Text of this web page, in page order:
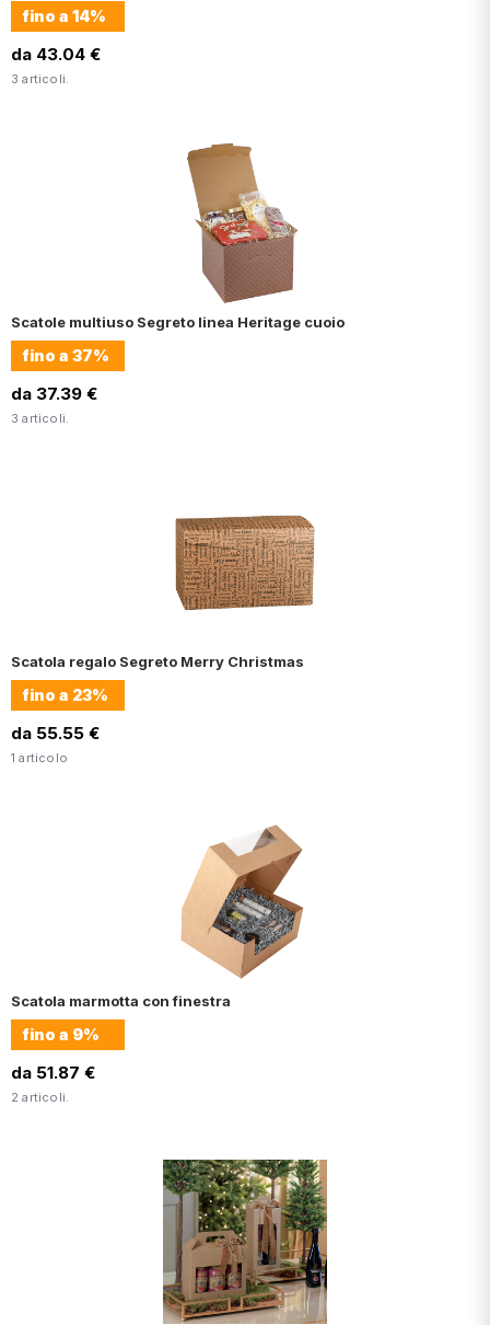
fino a 14%
da 43.04 €
3 articoli.
Scatole multiuso Segreto linea Heritage cuoio
fino a 37%
da 37.39 €
3 articoli.
Scatola regalo Segreto Merry Christmas
fino a 23%
da 55.55 €
1 articolo
Scatola marmotta con finestra
fino a 9%
da 51.87 €
2 articoli.